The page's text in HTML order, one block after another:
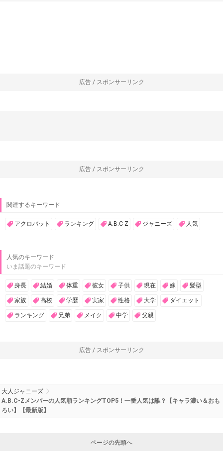
広告 / スポンサーリンク
広告 / スポンサーリンク
関連するキーワード
アクロバット ランキング A.B.C-Z ジャニーズ 人気
人気のキーワード
いま話題のキーワード
身長 結婚 体重 彼女 子供 現在 嫁 髪型
家族 高校 学歴 実家 性格 大学 ダイエット
ランキング 兄弟 メイク 中学 父親
広告 / スポンサーリンク
大人ジャニーズ
A.B.C-Zメンバーの人気順ランキングTOP5！一番人気は誰？【キャラ濃い＆おも
ろい】【最新版】
ページの先頭へ